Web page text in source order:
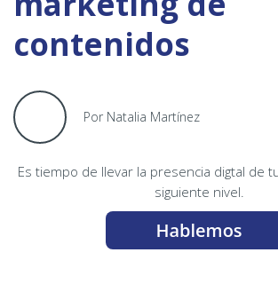
contenidos
Por Natalia Martínez
Es tiempo de llevar la presencia digtal de
siguiente nivel.